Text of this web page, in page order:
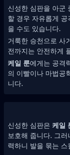
신성한 심판을 아군
할 경우 자유롭게
을 수도 있습니다.
거룩한 승천으로 사
전까지는 안전하게
케일 룬에게는 공격
의 이빨이나 마법공
니다.
신성한 심판은 케일
보호해 줍니다. 그
력하니 발을 묶는